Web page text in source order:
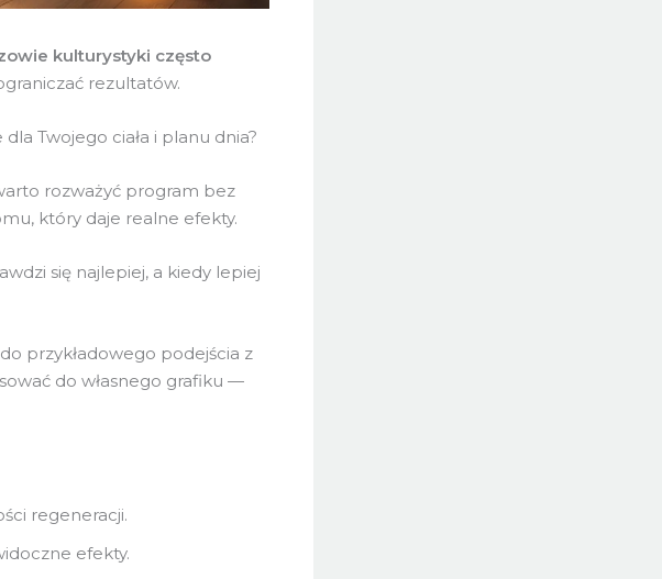
kulturystyki często
rezultatów.
Twojego ciała i planu dnia?
rozważyć program bez
który daje realne efekty.
się najlepiej, a kiedy lepiej
przykładowego podejścia z
do własnego grafiku —
regeneracji.
efekty.